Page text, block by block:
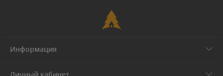
Информация
Личный кабинет